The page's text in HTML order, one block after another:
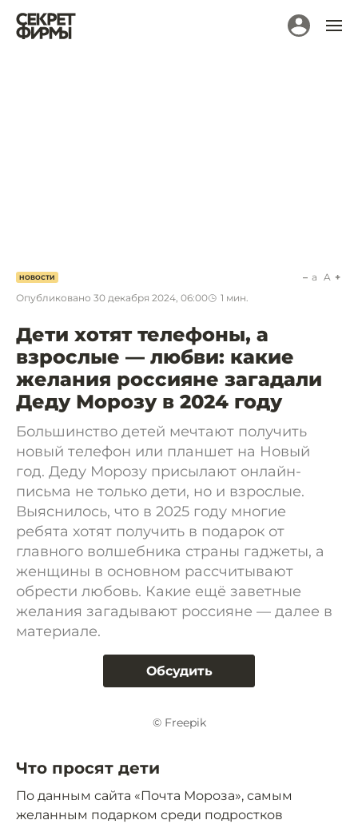
НОВОСТИ
Опубликовано 30 декабря 2024, 06:00 1 мин.
a A
Дети хотят телефоны, а
взрослые — любви: какие
желания россияне загадали
Деду Морозу в 2024 году
Большинство детей мечтают получить
новый телефон или планшет на Новый
год. Деду Морозу присылают онлайн-
письма не только дети, но и взрослые.
Выяснилось, что в 2025 году многие
ребята хотят получить в подарок от
главного волшебника страны гаджеты, а
женщины в основном рассчитывают
обрести любовь. Какие ещё заветные
желания загадывают россияне — далее в
материале.
Обсудить
© Freepik
Что просят дети
По данным сайта «Почта Мороза», самым
желанным подарком среди подростков